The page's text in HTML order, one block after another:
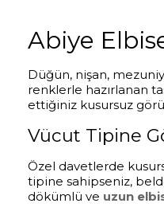
Abiye
Düğün, nişan,
renklerle hazırlanan
ettiğiniz kusursuz
Vücut Tipine
Özel davetlerde
tipine sahipseniz,
dökümlü ve uzun